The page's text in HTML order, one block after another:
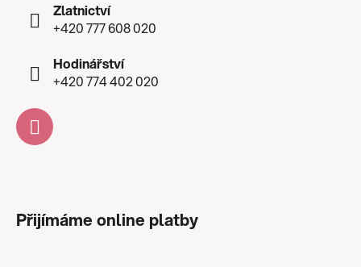
Zlatnictví
+420 777 608 020
Hodinářství
+420 774 402 020
Přijímáme online platby